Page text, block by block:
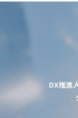
DX推進